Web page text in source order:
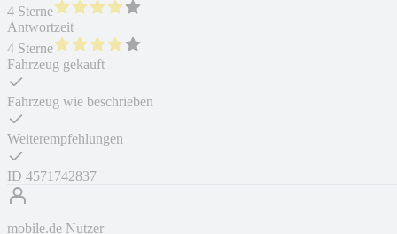
4 Sterne
Antwortzeit
4 Sterne
Fahrzeug gekauft
Fahrzeug wie beschrieben
Weiterempfehlungen
ID 4571742837
mobile.de Nutzer